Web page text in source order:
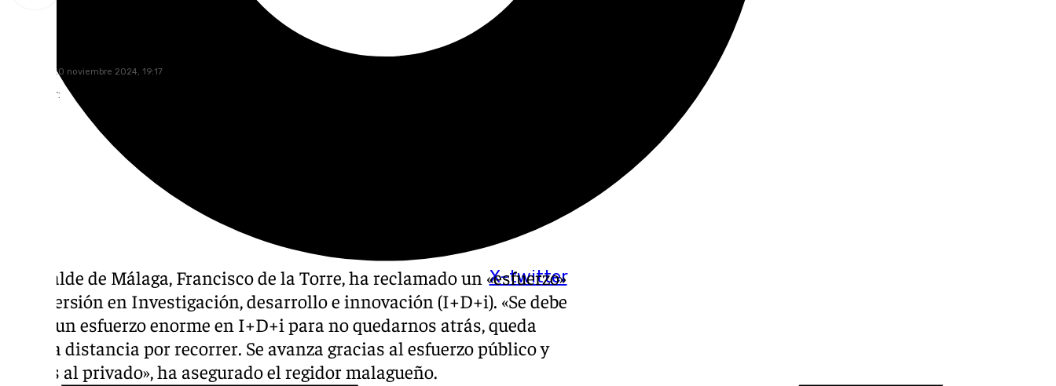
X-twitter
miércoles, 20 noviembre 2024, 19:17
Compartir:
El alcalde de Málaga, Francisco de la Torre, ha reclamado un «esfuerzo»
de inversión en Investigación, desarrollo e innovación (I+D+i). «Se debe
hacer un esfuerzo enorme en I+D+i para no quedarnos atrás, queda
mucha distancia por recorrer. Se avanza gracias al esfuerzo público y
menos al privado», ha asegurado el regidor malagueño.